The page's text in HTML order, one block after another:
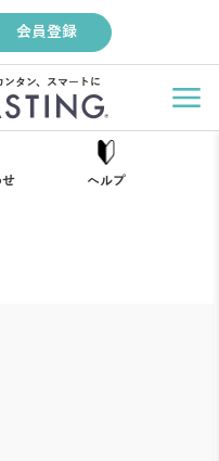
会員登録
タン、スマートに
せ ヘルプ